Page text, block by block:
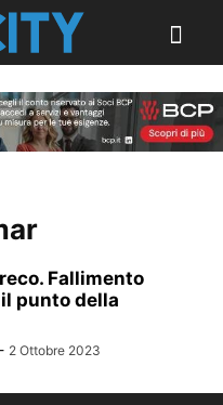
Fallimento
punto della
- 2 Ottobre 2023